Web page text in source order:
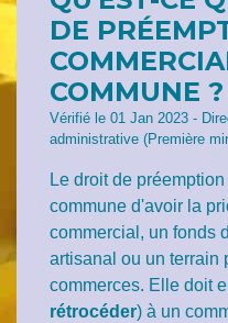
DE
COMMUNE ?
Vérifié le 01 Jan 2023 -
administrative (Première
Le droit de
commune d'avoir la
commercial, un fonds
artisanal ou un terrain
commerces. Elle doit
rétrocéder) à un